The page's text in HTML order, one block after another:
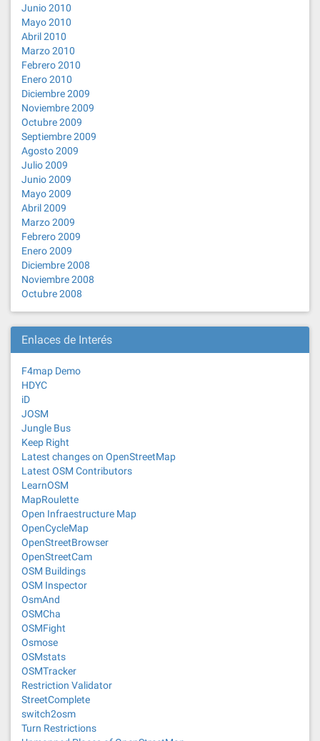
Junio 2010
Mayo 2010
Abril 2010
Marzo 2010
Febrero 2010
Enero 2010
Diciembre 2009
Noviembre 2009
Octubre 2009
Septiembre 2009
Agosto 2009
Julio 2009
Junio 2009
Mayo 2009
Abril 2009
Marzo 2009
Febrero 2009
Enero 2009
Diciembre 2008
Noviembre 2008
Octubre 2008
Enlaces de Interés
F4map Demo
HDYC
iD
JOSM
Jungle Bus
Keep Right
Latest changes on OpenStreetMap
Latest OSM Contributors
LearnOSM
MapRoulette
Open Infraestructure Map
OpenCycleMap
OpenStreetBrowser
OpenStreetCam
OSM Buildings
OSM Inspector
OsmAnd
OSMCha
OSMFight
Osmose
OSMstats
OSMTracker
Restriction Validator
StreetComplete
switch2osm
Turn Restrictions